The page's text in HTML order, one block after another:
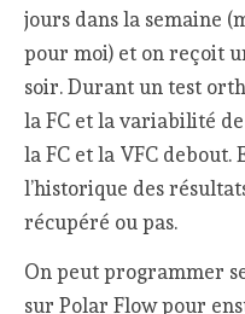
jours dans la semaine
pour moi) et on reçoit
soir. Durant un test
la FC et la variabilité de
la FC et la VFC debout.
l’historique des
récupéré ou pas.
On peut programmer
sur Polar Flow pour